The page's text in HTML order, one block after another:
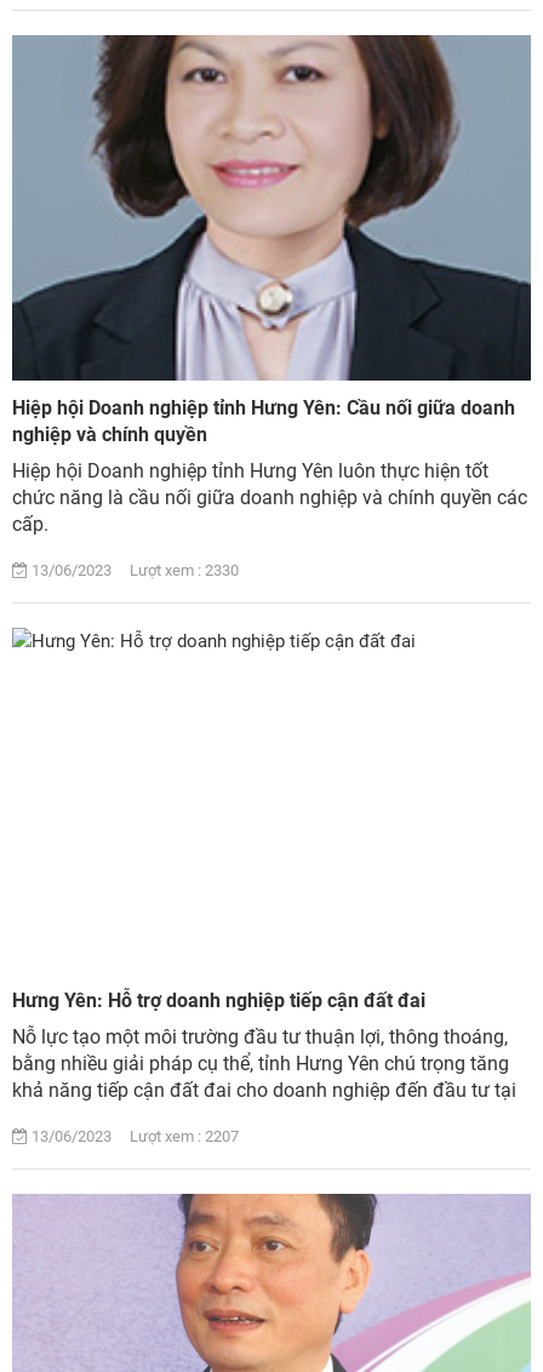
Hiệp hội Doanh nghiệp tỉnh Hưng Yên: Cầu nối giữa doanh
nghiệp và chính quyền
Hiệp hội Doanh nghiệp tỉnh Hưng Yên luôn thực hiện tốt
chức năng là cầu nối giữa doanh nghiệp và chính quyền các
cấp.
13/06/2023 Lượt xem : 2330
Hưng Yên: Hỗ trợ doanh nghiệp tiếp cận đất đai
Nỗ lực tạo một môi trường đầu tư thuận lợi, thông thoáng,
bằng nhiều giải pháp cụ thể, tỉnh Hưng Yên chú trọng tăng
khả năng tiếp cận đất đai cho doanh nghiệp đến đầu tư tại
13/06/2023 Lượt xem : 2207